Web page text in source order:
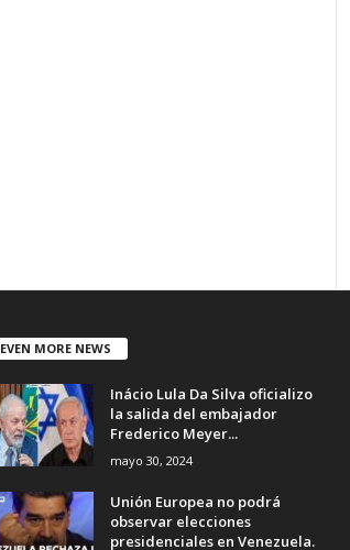
EVEN MORE NEWS
Inácio Lula Da Silva oficializo
la salida del embajador
Frederico Meyer...
mayo 30, 2024
Unión Europea no podrá
observar elecciones
presidenciales en Venezuela.